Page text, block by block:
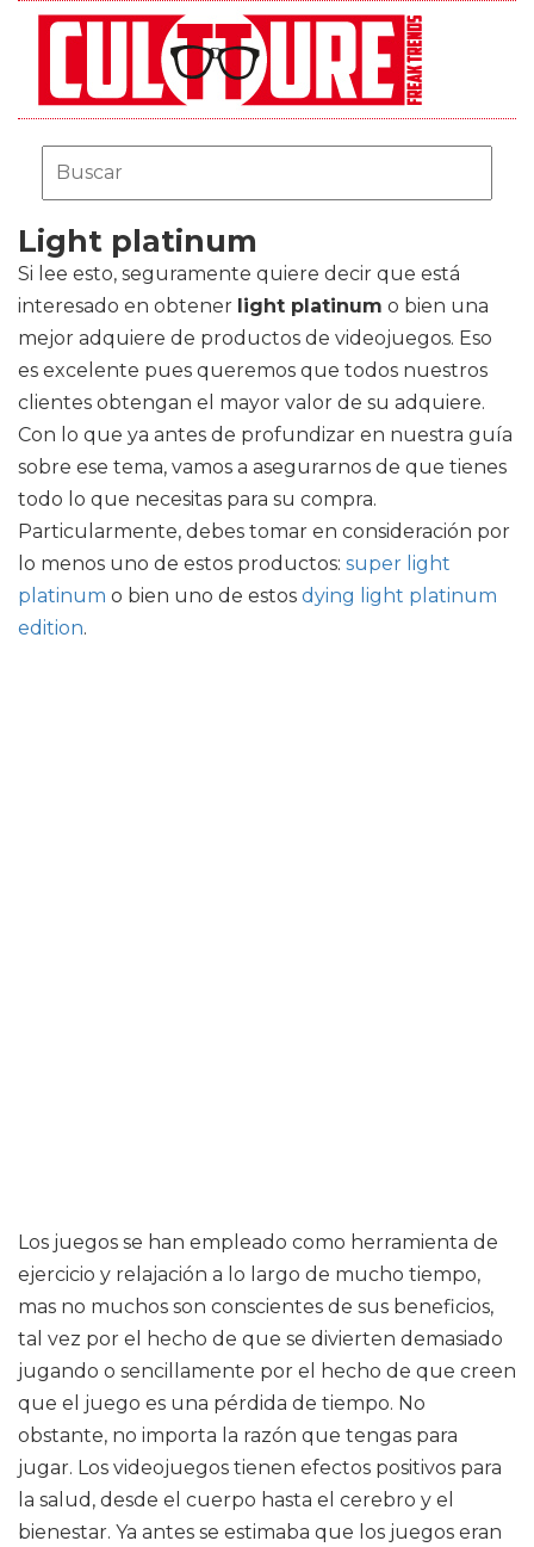
Light platinum
Si lee esto, seguramente quiere decir que está
interesado en obtener light platinum o bien una
mejor adquiere de productos de videojuegos. Eso
es excelente pues queremos que todos nuestros
clientes obtengan el mayor valor de su adquiere.
Con lo que ya antes de profundizar en nuestra guía
sobre ese tema, vamos a asegurarnos de que tienes
todo lo que necesitas para su compra.
Particularmente, debes tomar en consideración por
lo menos uno de estos productos: super light
platinum o bien uno de estos dying light platinum
edition.
Los juegos se han empleado como herramienta de
ejercicio y relajación a lo largo de mucho tiempo,
mas no muchos son conscientes de sus beneficios,
tal vez por el hecho de que se divierten demasiado
jugando o sencillamente por el hecho de que creen
que el juego es una pérdida de tiempo. No
obstante, no importa la razón que tengas para
jugar. Los videojuegos tienen efectos positivos para
la salud, desde el cuerpo hasta el cerebro y el
bienestar. Ya antes se estimaba que los juegos eran